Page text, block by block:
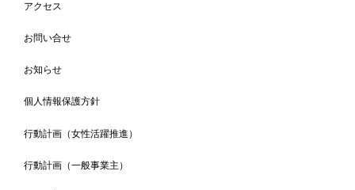
アクセス
お問い合せ
お知らせ
個人情報保護方針
行動計画（女性活躍推進）
行動計画（一般事業主）